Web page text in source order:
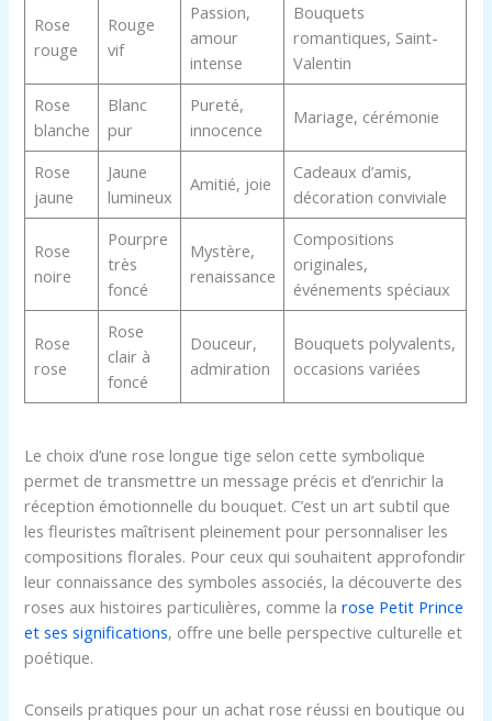
Rose
rouge
Rouge
vif
Passion,
amour
intense
Bouquets
romantiques, Saint-
Valentin
Rose
blanche
Blanc
pur
Pureté,
innocence
Mariage, cérémonie
Rose
jaune
Jaune
lumineux
Amitié, joie
Cadeaux d’amis,
décoration conviviale
Rose
noire
Pourpre
très
foncé
Mystère,
renaissance
Compositions
originales,
événements spéciaux
Rose
rose
Rose
clair à
foncé
Douceur,
admiration
Bouquets polyvalents,
occasions variées
Le choix d’une rose longue tige selon cette symbolique
permet de transmettre un message précis et d’enrichir la
réception émotionnelle du bouquet. C’est un art subtil que
les fleuristes maîtrisent pleinement pour personnaliser les
compositions florales. Pour ceux qui souhaitent approfondir
leur connaissance des symboles associés, la découverte des
roses aux histoires particulières, comme larose Petit Prince
et ses significations, offre une belle perspective culturelle et
poétique.
Conseils pratiques pour un achat rose réussi en boutique ou